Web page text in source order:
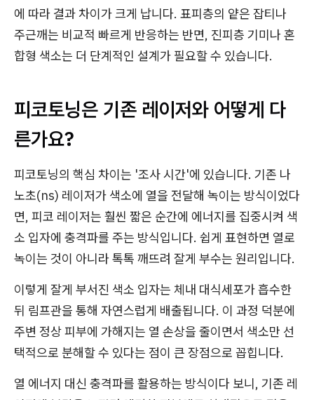
에 따라 결과 차이가 크게 납니다. 표피층의 얕은 잡티나
주근깨는 비교적 빠르게 반응하는 반면, 진피층 기미나 혼
합형 색소는 더 단계적인 설계가 필요할 수 있습니다.
피코토닝은 기존 레이저와 어떻게 다
른가요?
피코토닝의 핵심 차이는 '조사 시간'에 있습니다. 기존 나
노초(ns) 레이저가 색소에 열을 전달해 녹이는 방식이었다
면, 피코 레이저는 훨씬 짧은 순간에 에너지를 집중시켜 색
소 입자에 충격파를 주는 방식입니다. 쉽게 표현하면 열로
녹이는 것이 아니라 톡톡 깨뜨려 잘게 부수는 원리입니다.
이렇게 잘게 부서진 색소 입자는 체내 대식세포가 흡수한
뒤 림프관을 통해 자연스럽게 배출됩니다. 이 과정 덕분에
주변 정상 피부에 가해지는 열 손상을 줄이면서 색소만 선
택적으로 분해할 수 있다는 점이 큰 장점으로 꼽힙니다.
열 에너지 대신 충격파를 활용하는 방식이다 보니, 기존 레